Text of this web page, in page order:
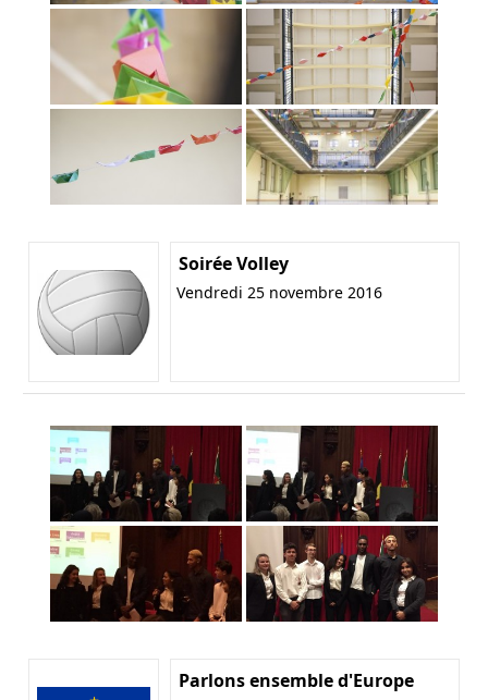
Soirée Volley
Vendredi 25 novembre 2016
Parlons ensemble d'Europe